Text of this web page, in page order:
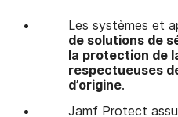
Les systèmes et
de solutions de
la protection de
respectueuses
d’origine.
Jamf Protect